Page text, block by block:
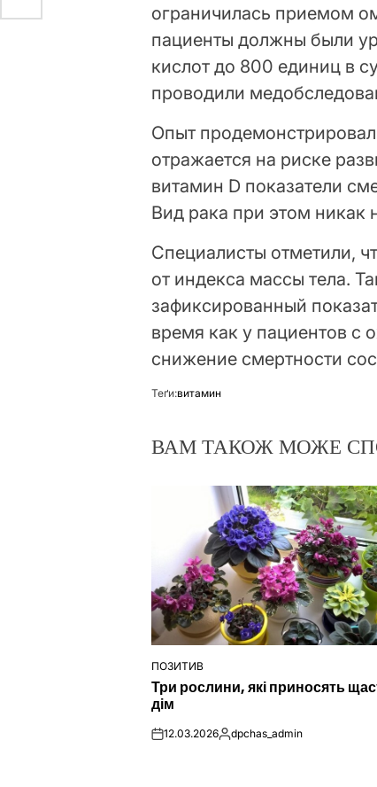
ограничилась приемом
пациенты должны были
кислот до 800 единиц в
проводили
Опыт
отражается на риске
витамин D показатели
Вид рака при этом никак
Специалисты отметили,
от индекса массы тела.
зафиксированный
время как у пациентов
снижение смертности
Теґи:витамин
ВАМ ТАКОЖ МОЖЕ
ОПУБЛІКУВАТИ
ПОЗИТИВ
Три рослини, які приносять
дім
on12.03.2026Опубліковано
dpchas_admin